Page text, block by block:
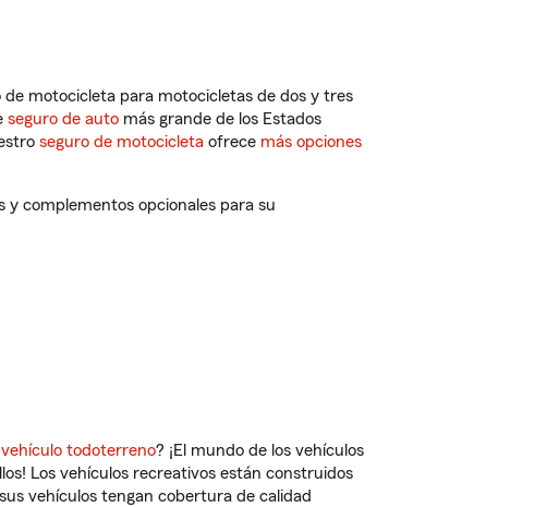
motocicleta para motocicletas de dos y tres
seguro de auto más grande de los Estados
seguro de motocicleta ofrece más opciones
y complementos opcionales para su
vehículo todoterreno? ¡El mundo de los vehículos
Los vehículos recreativos están construidos
vehículos tengan cobertura de calidad